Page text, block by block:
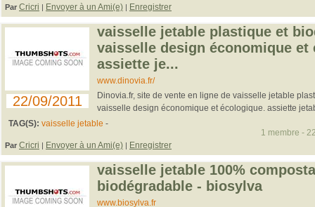
Par Cricri | Envoyer à un Ami(e) | Enregistrer
22/09/2011
vaisselle jetable plastique et
vaisselle design économique et
assiette je...
www.dinovia.fr/
Dinovia.fr, site de vente en ligne de vaisselle jetable
vaisselle design économique et écologique. assiette
TAG(S): vaisselle jetable -
Par Cricri | Envoyer à un Ami(e) | Enregistrer
1 membre -
vaisselle jetable 100%
biodégradable - biosylva
www.biosylva.fr